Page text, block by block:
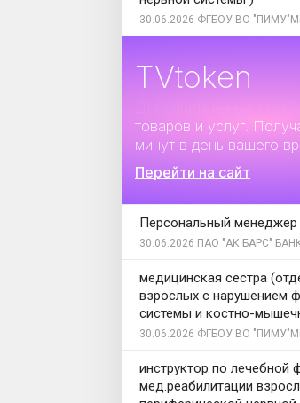
30.06.2026 ФГБОУ ВО
TVtoken
товаров и услуг.
минут в день вашего
Перейти на сайт
Персональный менеджер
30.06.2026 ПАО "АК БАРС"
медицинская сестра
взрослых с нарушением
системы и костно-
30.06.2026 ФГБОУ ВО
инструктор по лечебной
мед.реабилитации